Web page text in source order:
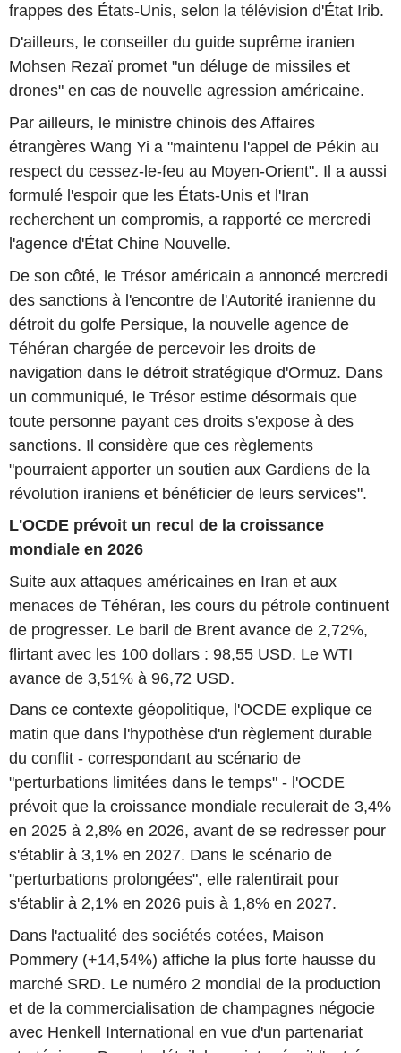
frappes des États-Unis, selon la télévision d'État Irib.
D'ailleurs, le conseiller du guide suprême iranien
Mohsen Rezaï promet "un déluge de missiles et
drones" en cas de nouvelle agression américaine.
Par ailleurs, le ministre chinois des Affaires
étrangères Wang Yi a "maintenu l'appel de Pékin au
respect du cessez-le-feu au Moyen-Orient". Il a aussi
formulé l'espoir que les États-Unis et l'Iran
recherchent un compromis, a rapporté ce mercredi
l'agence d'État Chine Nouvelle.
De son côté, le Trésor américain a annoncé mercredi
des sanctions à l'encontre de l'Autorité iranienne du
détroit du golfe Persique, la nouvelle agence de
Téhéran chargée de percevoir les droits de
navigation dans le détroit stratégique d'Ormuz. Dans
un communiqué, le Trésor estime désormais que
toute personne payant ces droits s'expose à des
sanctions. Il considère que ces règlements
"pourraient apporter un soutien aux Gardiens de la
révolution iraniens et bénéficier de leurs services".
L'OCDE prévoit un recul de la croissance
mondiale en 2026
Suite aux attaques américaines en Iran et aux
menaces de Téhéran, les cours du pétrole continuent
de progresser. Le baril de Brent avance de 2,72%,
flirtant avec les 100 dollars : 98,55 USD. Le WTI
avance de 3,51% à 96,72 USD.
Dans ce contexte géopolitique, l'OCDE explique ce
matin que dans l'hypothèse d'un règlement durable
du conflit - correspondant au scénario de
"perturbations limitées dans le temps" - l'OCDE
prévoit que la croissance mondiale reculerait de 3,4%
en 2025 à 2,8% en 2026, avant de se redresser pour
s'établir à 3,1% en 2027. Dans le scénario de
"perturbations prolongées", elle ralentirait pour
s'établir à 2,1% en 2026 puis à 1,8% en 2027.
Dans l'actualité des sociétés cotées, Maison
Pommery (+14,54%) affiche la plus forte hausse du
marché SRD. Le numéro 2 mondial de la production
et de la commercialisation de champagnes négocie
avec Henkell International en vue d'un partenariat